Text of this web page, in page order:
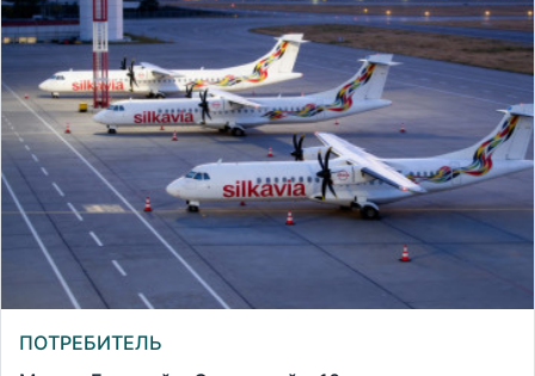
ПОТРЕБИТЕЛЬ